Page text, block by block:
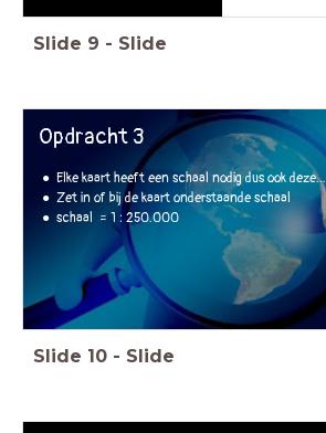
Slide 9 - Slide
Opdracht 3
Elke kaart heeft een schaal nodig dus ook deze...
Zet in of bij de kaart onderstaande schaal
schaal = 1 : 250.000
Slide 10 - Slide